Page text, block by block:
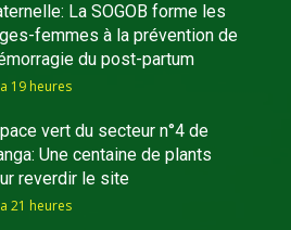
La SOGOB forme les
femmes à la prévention de
du post-partum
19 heures
vert du secteur n°4 de
Une centaine de plants
reverdir le site
21 heures